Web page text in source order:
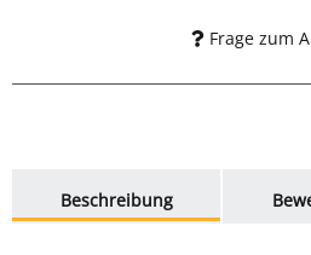
Frage zum
Beschreibung